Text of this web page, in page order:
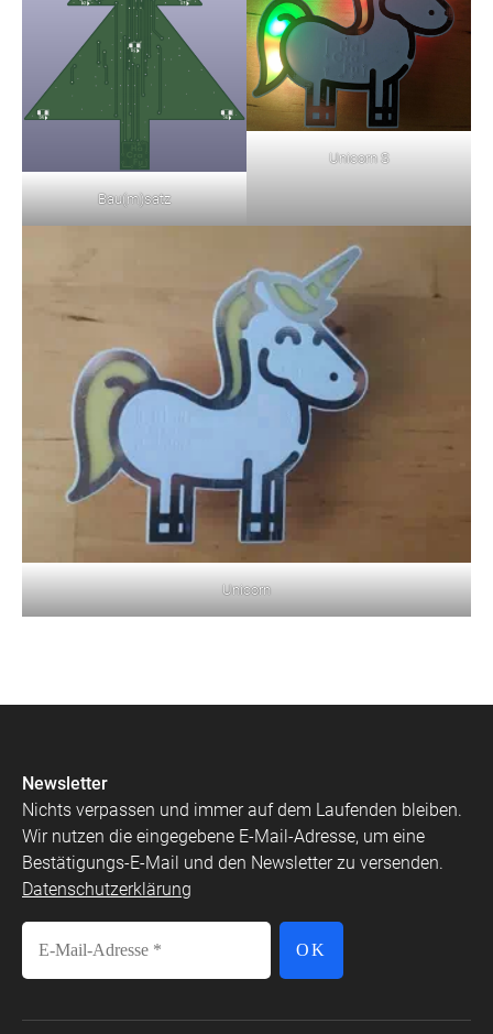
Bau(m)satz
Unicorn S
Unicorn
Newsletter
Nichts verpassen und immer auf dem Laufenden bleiben.
Wir nutzen die eingegebene E-Mail-Adresse, um eine
Bestätigungs-E-Mail und den Newsletter zu versenden.
Datenschutzerklärung